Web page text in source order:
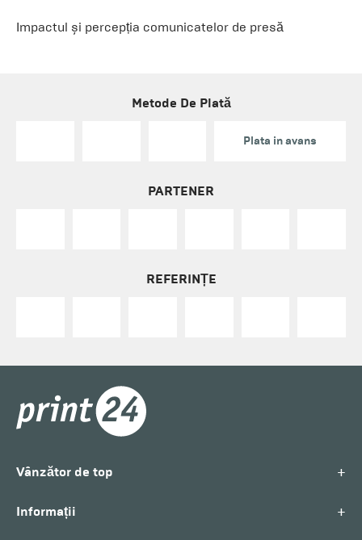
Impactul și percepția comunicatelor de presă
Metode De Plată
Plata in avans
PARTENER
REFERINȚE
Vânzător de top +
Informații +